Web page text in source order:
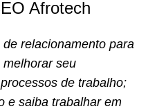
Afrotech
relacionamento para
melhorar seu
de trabalho;
e saiba trabalhar em